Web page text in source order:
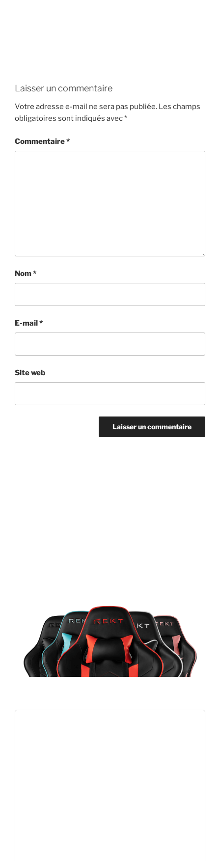
Laisser un commentaire
Votre adresse e-mail ne sera pas publiée. Les champs
obligatoires sont indiqués avec*
Commentaire*
Nom*
E-mail*
Site web